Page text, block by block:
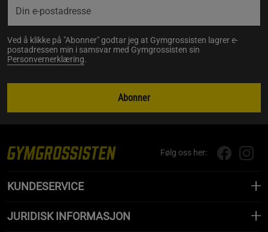
Ved å klikke på "Abonner" godtar jeg at Gymgrossisten lagrer e-
postadressen min i samsvar med Gymgrossisten sin
Personvernerklæring.
Abonner
Følg oss her:
KUNDESERVICE
JURIDISK INFORMASJON